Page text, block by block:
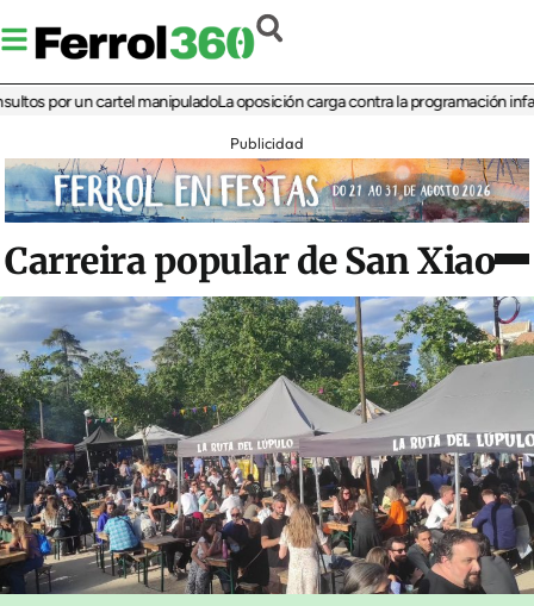
un cartel manipuladoLa oposición carga contra la programación infantil de
Publicidad
Carreira popular de San Xiao